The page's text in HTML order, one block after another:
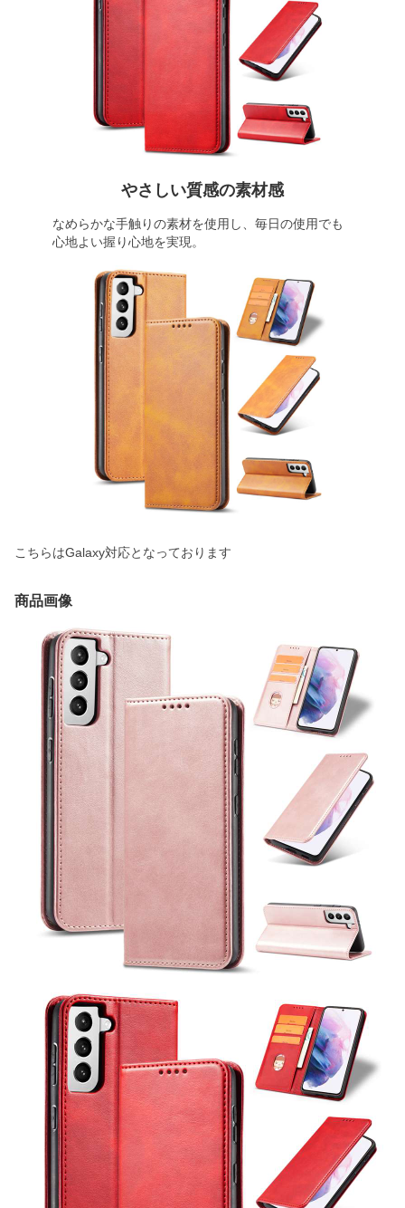
やさしい質感の素材感
なめらかな手触りの素材を使用し、毎日の使用でも
心地よい握り心地を実現。
こちらはGalaxy対応となっております
商品画像